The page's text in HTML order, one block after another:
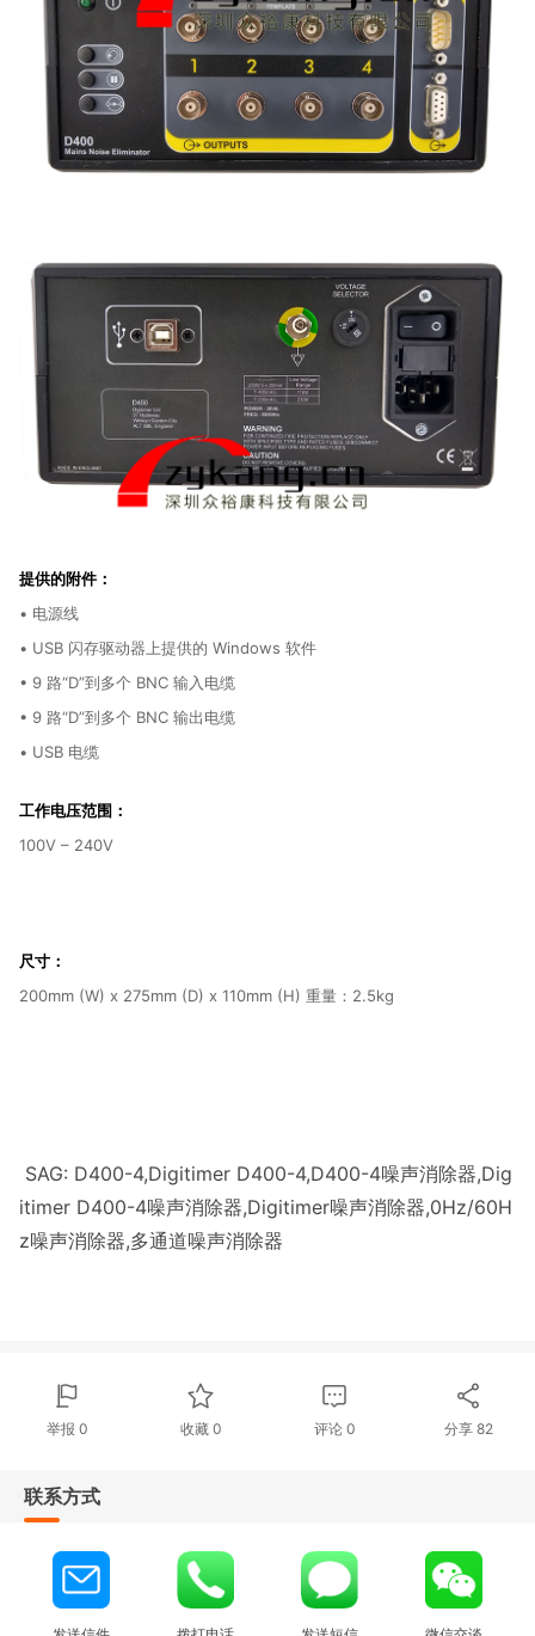
提供的附件：
• 电源线
• USB 闪存驱动器上提供的 Windows 软件
• 9 路“D”到多个 BNC 输入电缆
• 9 路“D”到多个 BNC 输出电缆
• USB 电缆
工作电压范围：
100V – 240V
尺寸：
200mm (W) x 275mm (D) x 110mm (H) 重量：2.5kg
SAG: D400-4,Digitimer D400-4,D400-4噪声消除器,Dig
itimer D400-4噪声消除器,Digitimer噪声消除器,0Hz/60H
z噪声消除器,多通道噪声消除器
举报 0 收藏 0 评论 0 分享 82
联系方式